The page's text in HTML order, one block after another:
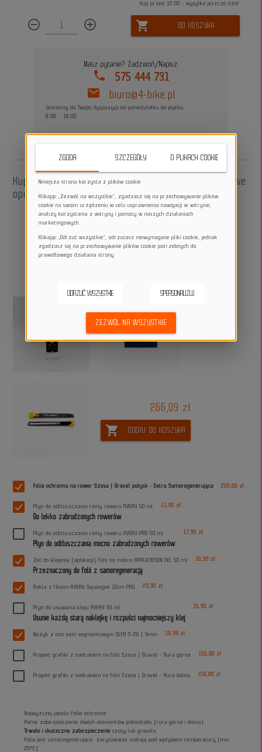
Kup przed 12:00 - wysyłka jeszcze dziś!
remove_circle_outline add_circle_outline shopping_cart DO KOSZYKA
Masz pytanie? Zadzwoń/Napisz
phone 575 444 731
mail biuro@4-bike.pl
Jesteśmy do Twojej dyspozycji od poniedziałku do piątku
8:00 - 16:00
Kup w zestawie - akcesoria do oklejania, dodatkowe
opcje:
add add
add
266,09 zł
shopping_cart DODAJ DO KOSZYKA
Folia ochronna na rower Szosa | Gravel połysk - Extra Samoregenerująca 203,00 zł
Płyn do odtłuszczania ramy roweru AVERY 50 ml
Do lekko zabrudzonych rowerów
11,90 zł
Płyn do odtłuszczania ramy roweru AVERY PRO 50 ml
Płyn do odtłuszczania mocno zabrudzonych rowerów
17,90 zł
Żel do klejenia (aplikacji) folii na mokro APPLICACION GEL 50 ml
Przeznaczony do folii z samoregeneracją
16,90 zł
Rakla z filcem AVERY Squeegee 10cm PRO 23,90 zł
Płyn do usuwania kleju AVERY 30 ml
Usunie każdą starą naklejkę i rozpuści najmocniejszy klej
15,90 zł
Nożyk z ostrzem segmentowym OLFA S-20 | 9mm 10,39 zł
Projekt grafiki z nadrukiem na folii Szosa | Gravel - Rura górna 150,00 zł
Projekt grafiki z nadrukiem na folii Szosa | Gravel - Rura dolna 150,00 zł
Najwyższej jakości folie ochronne
Pełne zabezpieczenie dwóch elementów jednośladu (rura górna i dolna)
Trwałe i skuteczne zabezpieczenie szosy lub gravela
Folia jest samoregenerująca- zarysowania znikają pod wpływem temperatury (min.
20°C)
ZGODA SZCZEGÓŁY O PLIKACH COOKIE
Niniejsza strona korzysta z plików cookie
Klikając „Zezwól na wszystkie”, zgadzasz się na przechowywanie plików
cookie na swoim urządzeniu w celu usprawnienia nawigacji w witrynie,
analizy korzystania z witryny i pomocy w naszych działaniach
marketingowych.
Klikając „Odrzuć wszystkie”, odrzucasz niewymagane pliki cookie, jednak
zgadzasz się na przechowywanie plików cookie potrzebnych do
prawidłowego działania strony.
ODRZUĆ WSZYSTKIE SPERSONALIZUJ
ZEZWÓL NA WSZYSTKIE